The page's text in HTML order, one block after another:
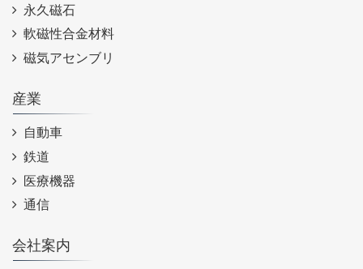
永久磁石
軟磁性合金材料
磁気アセンブリ
産業
自動車
鉄道
医療機器
通信
会社案内